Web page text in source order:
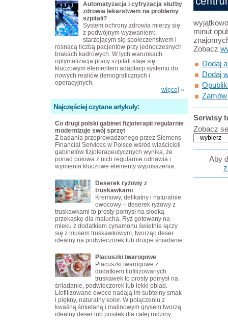
minut
Zobacz
Dodaj
Dodaj
Serwisy
Zobacz
Aby
Automatyzacja i cyfryzacja służby
zdrowia lekarstwem na problemy
szpitali?
System ochrony zdrowia mierzy się
z podwójnym wyzwaniem:
starzejącym się społeczeństwem i
rosnącą liczbą pacjentów przy jednoczesnych
brakach kadrowych. W tych warunkach
optymalizacja pracy szpitali staje się
kluczowym elementem adaptacji systemu do
nowych realiów demograficznych i
operacyjnych.
więcej »
Najczęściej czytane artykuły:
Co drugi polski gabinet fizjoterapii regularnie
modernizuje swój sprzęt
Z badania przeprowadzonego przez Siemens
Financial Services w Polsce wśród właścicieli
gabinetów fizjoterapeutycznych wynika, że
ponad połowa z nich regularnie odnawia i
wymienia kluczowe elementy wyposażenia.
Deserek ryżowy z
truskawkami
Kremowy, delikatny i naturalnie
owocowy – deserek ryżowy z
truskawkami to prosty pomysł na słodką
przekąskę dla malucha. Ryż gotowany na
mleku z dodatkiem cynamonu świetnie łączy
się z musem truskawkowym, tworząc deser
idealny na podwieczorek lub drugie śniadanie.
Placuszki twarogowe
Placuszki twarogowe z
dodatkiem liofilizowanych
truskawek to prosty pomysł na
śniadanie, podwieczorek lub lekki obiad.
Liofilizowane owoce nadają im subtelny smak
i piękny, naturalny kolor. W połączeniu z
kwaśną śmietaną i malinowym grysem tworzą
idealny deser lub posiłek dla całej rodziny.